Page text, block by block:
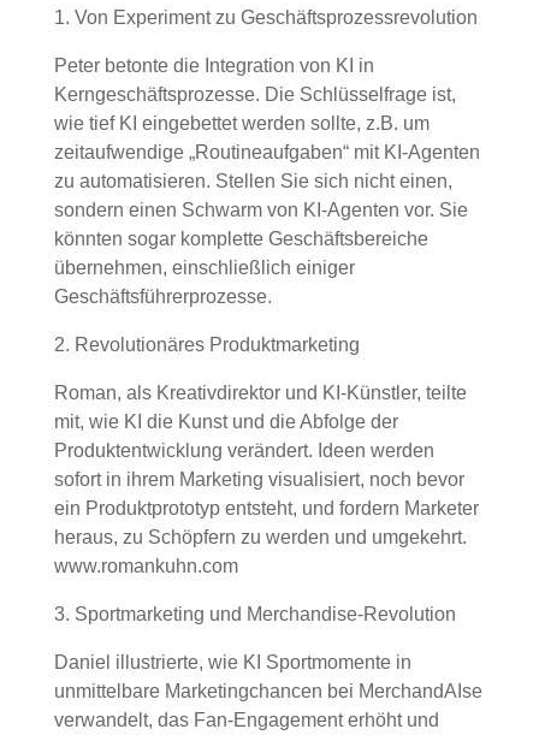
1. Von Experiment zu Geschäftsprozessrevolution
Peter betonte die Integration von KI in
Kerngeschäftsprozesse. Die Schlüsselfrage ist,
wie tief KI eingebettet werden sollte, z.B. um
zeitaufwendige „Routineaufgaben“ mit KI-Agenten
zu automatisieren. Stellen Sie sich nicht einen,
sondern einen Schwarm von KI-Agenten vor. Sie
könnten sogar komplette Geschäftsbereiche
übernehmen, einschließlich einiger
Geschäftsführerprozesse.
2. Revolutionäres Produktmarketing
Roman, als Kreativdirektor und KI-Künstler, teilte
mit, wie KI die Kunst und die Abfolge der
Produktentwicklung verändert. Ideen werden
sofort in ihrem Marketing visualisiert, noch bevor
ein Produktprototyp entsteht, und fordern Marketer
heraus, zu Schöpfern zu werden und umgekehrt.
www.romankuhn.com
3. Sportmarketing und Merchandise-Revolution
Daniel illustrierte, wie KI Sportmomente in
unmittelbare Marketingchancen bei MerchandAIse
verwandelt, das Fan-Engagement erhöht und